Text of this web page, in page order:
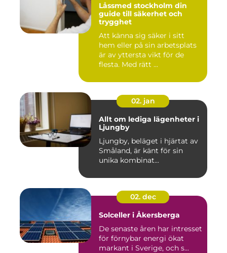
Låssmed stockholm din
guide till säkerhet och
trygghet
Att känna sig säker i sitt
hem eller på sin arbetsplats
är av yttersta vikt för de
flesta. Med rätt ...
02. jan
Allt om lediga lägenheter i
Ljungby
Ljungby, beläget i hjärtat av
Småland, är känt för sin
unika kombinat...
02. dec
Solceller i Åkersberga
De senaste åren har intresset
för förnybar energi ökat
markant i Sverige, och s...